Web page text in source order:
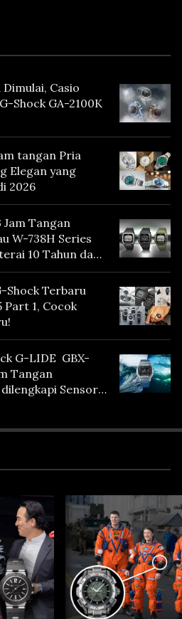
Casio
Shock GA-2100K
tangan Pria
Elegan yang
2026
Jam Tangan
W-738H Series
10 Tahun dan
Shock Terbaru
Part 1, Cocok
G-LIDE GBX-
Tangan
Sensor